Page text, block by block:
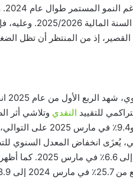
الاقتصادي إلى
القصير، إذ من المنتظر أن تظل
للتقييد النقدي وتلاشي أثر
السنوي العام والأساسي
انخفاض المعدل السنوي
الغذائية من 45,0٪